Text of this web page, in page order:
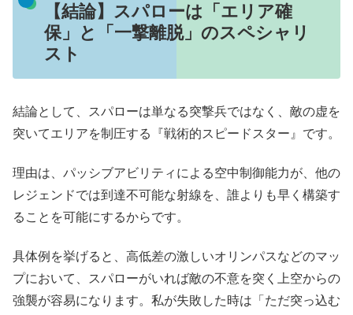
【結論】スパローは「エリア確
保」と「一撃離脱」のスペシャリ
スト
結論として、スパローは単なる突撃兵ではなく、敵の虚を
突いてエリアを制圧する『戦術的スピードスター』です。
理由は、パッシブアビリティによる空中制御能力が、他の
レジェンドでは到達不可能な射線を、誰よりも早く構築す
ることを可能にするからです。
具体例を挙げると、高低差の激しいオリンパスなどのマッ
プにおいて、スパローがいれば敵の不意を突く上空からの
強襲が容易になります。私が失敗した時は「ただ突っ込む